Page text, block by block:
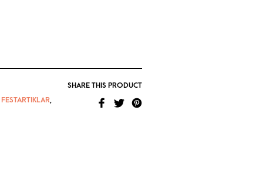
FESTARTIKLAR,
SHARE THIS PRODUCT